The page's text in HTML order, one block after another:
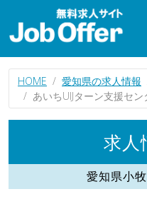
HOME 愛知県の求人情報
あいちUIJターン支援セン
求人
愛知県小